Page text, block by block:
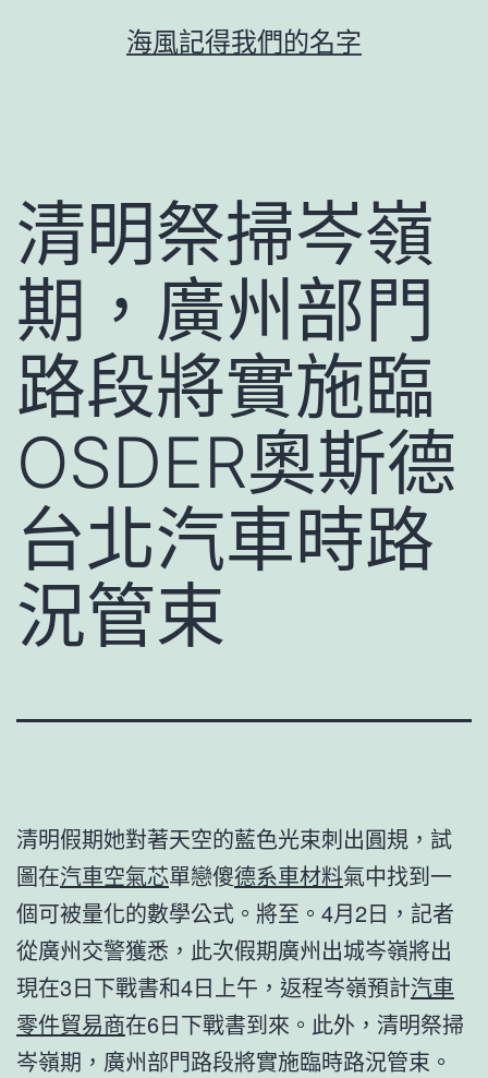
海風記得我們的名字
清明祭掃岑嶺
期，廣州部門
路段將實施臨
OSDER奧斯德
台北汽車時路
況管束
清明假期她對著天空的藍色光束刺出圓規，試
圖在汽車空氣芯單戀傻德系車材料氣中找到一
個可被量化的數學公式。將至。4月2日，記者
從廣州交警獲悉，此次假期廣州出城岑嶺將出
現在3日下戰書和4日上午，返程岑嶺預計汽車
零件貿易商在6日下戰書到來。此外，清明祭掃
岑嶺期，廣州部門路段將實施臨時路況管束。